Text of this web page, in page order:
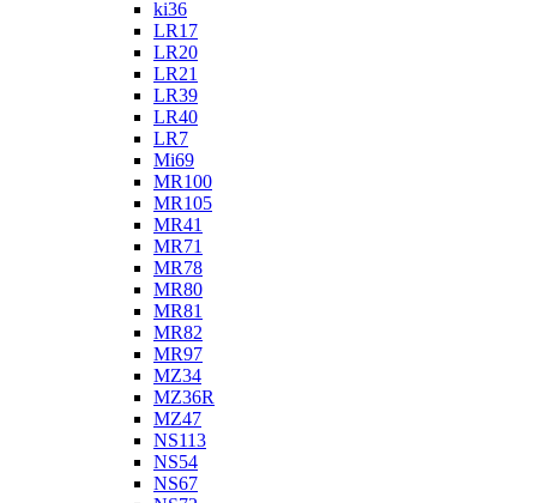
ki36
LR17
LR20
LR21
LR39
LR40
LR7
Mi69
MR100
MR105
MR41
MR71
MR78
MR80
MR81
MR82
MR97
MZ34
MZ36R
MZ47
NS113
NS54
NS67